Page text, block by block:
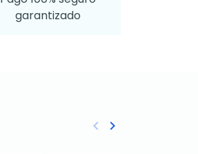
garantizado
Anterior
keyboard_arrow_left Siguiente
keyboard_arrow_right